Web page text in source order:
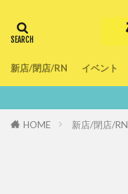
新店/閉店/RN イベント
HOME 新店/閉店/RN